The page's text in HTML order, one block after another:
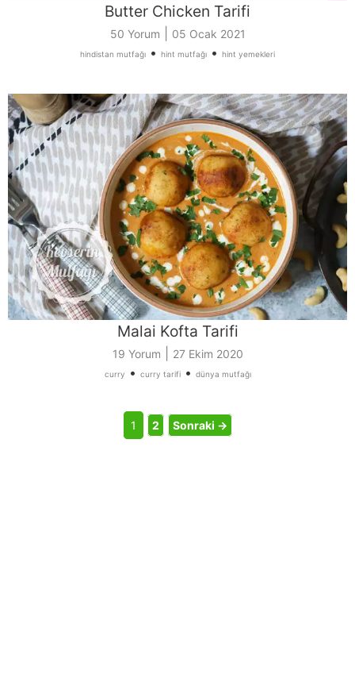
Butter Chicken Tarifi
50 Yorum 05 Ocak 2021
hindistan mutfağı • hint mutfağı • hint yemekleri
Malai Kofta Tarifi
19 Yorum 27 Ekim 2020
curry • curry tarifi• dünya mutfağı
1 2 Sonraki →